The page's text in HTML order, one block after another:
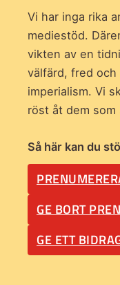
Vi har inga rika
mediestöd.
vikten av en
välfärd, fred
imperialism. Vi
röst åt dem som
Så här kan du
GE BORT
GE ETT